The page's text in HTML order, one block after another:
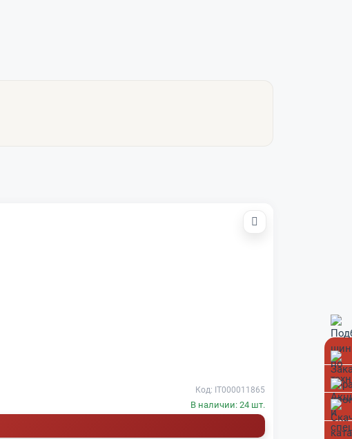
Код: IT000011865
В наличии: 24 шт.